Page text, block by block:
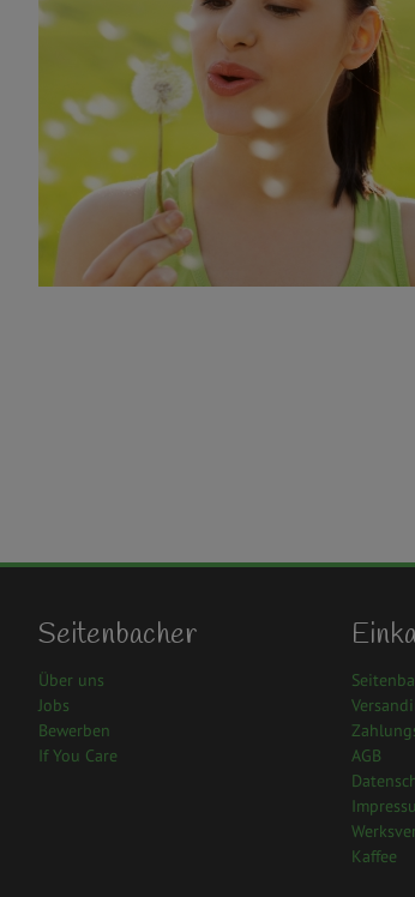
Seitenbacher
Über uns
Jobs
Bewerben
If You Care
AGB
Kaffee